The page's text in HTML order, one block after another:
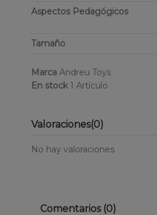
Aspectos Pedagógicos
Tamaño
Marca Andreu Toys
En stock 1 Artículo
Valoraciones(0)
No hay valoraciones
Comentarios (0)